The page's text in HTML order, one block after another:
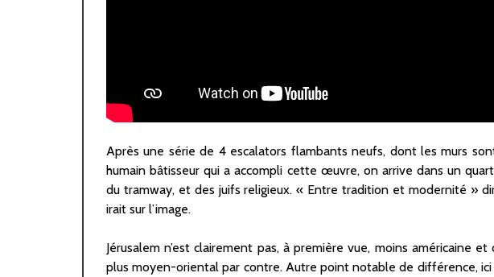
Après une série de 4 escalators flambants neufs, dont les murs
humain bâtisseur qui a accompli cette œuvre, on arrive dans un
du tramway, et des juifs religieux. « Entre tradition et modernité »
irait sur l’image.
Jérusalem n’est clairement pas, à première vue, moins américaine
plus moyen-oriental par contre. Autre point notable de différence,